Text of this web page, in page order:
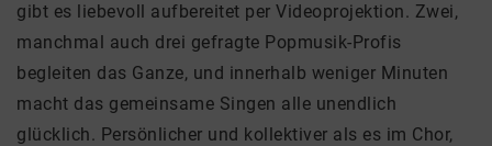
gibt es liebevoll aufbereitet per Videoprojektion. Zwei,
manchmal auch drei gefragte Popmusik-Profis
begleiten das Ganze, und innerhalb weniger Minuten
macht das gemeinsame Singen alle unendlich
glücklich. Persönlicher und kollektiver als es im Chor,